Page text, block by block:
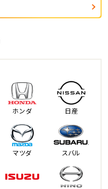
ホンダ 日産
マツダ スバル